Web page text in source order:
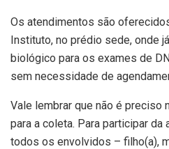
Os atendimentos são
Instituto, no prédio sede, onde
biológico para os exames de
sem necessidade de
Vale lembrar que não é preciso
para a coleta. Para participar da
todos os envolvidos – filho(a),